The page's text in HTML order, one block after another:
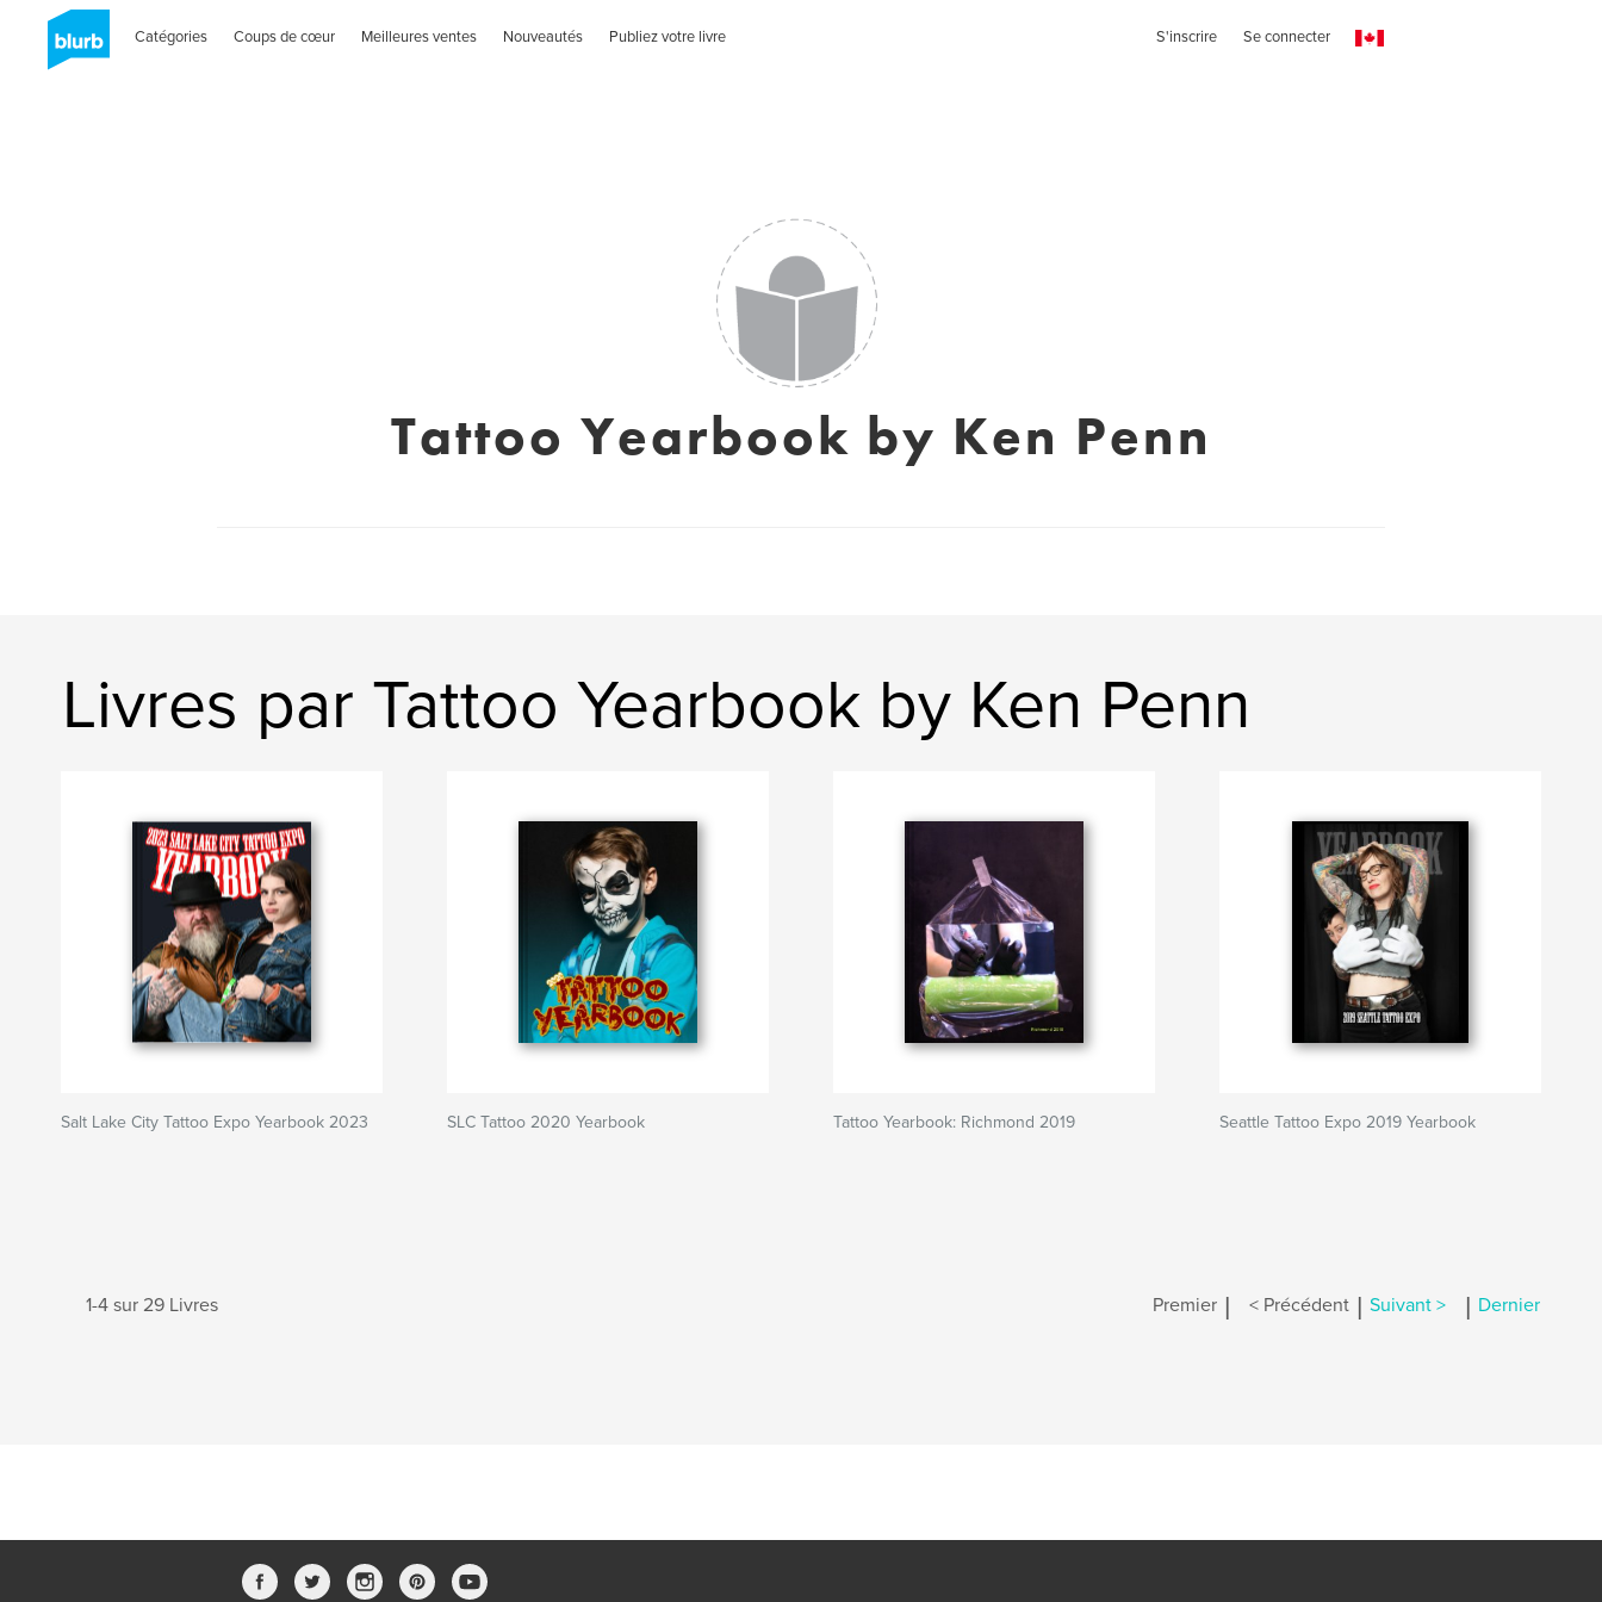
Catégories Coups de cœur Meilleures ventes Nouveautés Publiez votre livre S'inscrire Se connecter
Tattoo Yearbook by Ken Penn
Livres par Tattoo Yearbook by Ken Penn
Salt Lake City Tattoo Expo Yearbook 2023 SLC Tattoo 2020 Yearbook Tattoo Yearbook: Richmond 2019 Seattle Tattoo Expo 2019 Yearbook
1-4 sur 29 Livres Premier | < Précédent | Suivant > | Dernier